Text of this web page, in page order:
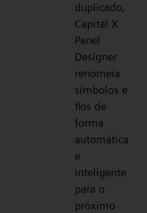
duplicado,
Capital X
Panel
Designer
renomeia
símbolos e
fios de
forma
automática
e
inteligente
para o
próximo